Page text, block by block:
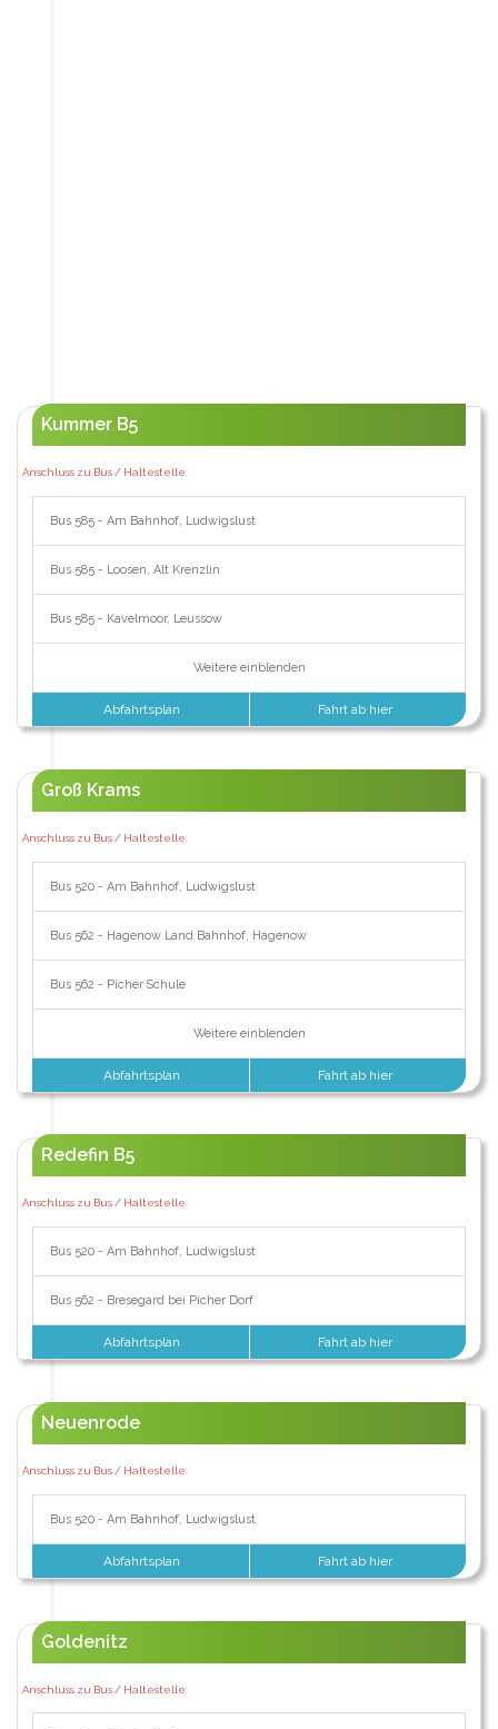
Kummer B5
Anschluss zu Bus / Haltestelle:
Bus 585 - Am Bahnhof, Ludwigslust
Bus 585 - Loosen, Alt Krenzlin
Bus 585 - Kavelmoor, Leussow
Weitere einblenden
Abfahrtsplan Fahrt ab hier
Groß Krams
Anschluss zu Bus / Haltestelle:
Bus 520 - Am Bahnhof, Ludwigslust
Bus 562 - Hagenow Land Bahnhof, Hagenow
Bus 562 - Picher Schule
Weitere einblenden
Abfahrtsplan Fahrt ab hier
Redefin B5
Anschluss zu Bus / Haltestelle:
Bus 520 - Am Bahnhof, Ludwigslust
Bus 562 - Bresegard bei Picher Dorf
Abfahrtsplan Fahrt ab hier
Neuenrode
Anschluss zu Bus / Haltestelle:
Bus 520 - Am Bahnhof, Ludwigslust
Abfahrtsplan Fahrt ab hier
Goldenitz
Anschluss zu Bus / Haltestelle: